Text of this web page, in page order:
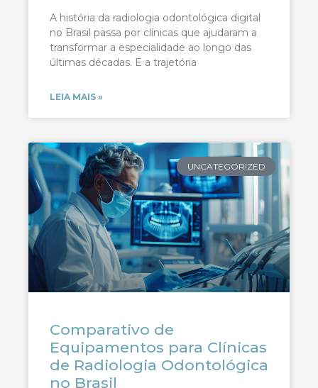
A história da radiologia odontológica digital
no Brasil passa por clínicas que ajudaram a
transformar a especialidade ao longo das
últimas décadas. E a trajetória
LEIA MAIS »
UNCATEGORIZED
Comparativo de
Equipamentos para Clínicas
de Radiologia Odontológica
no Brasil